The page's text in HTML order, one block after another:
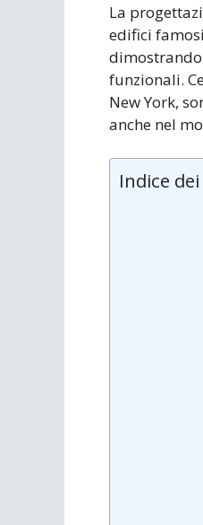
La
edifici
funzionali.
New York,
anche nel
Indice